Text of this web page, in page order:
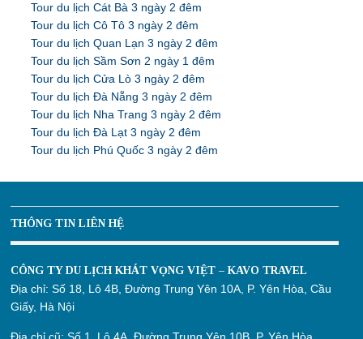
Tour du lịch Cát Bà 3 ngày 2 đêm
Tour du lịch Cô Tô 3 ngày 2 đêm
Tour du lịch Quan Lạn 3 ngày 2 đêm
Tour du lịch Sầm Sơn 2 ngày 1 đêm
Tour du lịch Cửa Lò 3 ngày 2 đêm
Tour du lịch Đà Nẵng 3 ngày 2 đêm
Tour du lịch Nha Trang 3 ngày 2 đêm
Tour du lịch Đà Lạt 3 ngày 2 đêm
Tour du lịch Phú Quốc 3 ngày 2 đêm
THÔNG TIN LIÊN HỆ
CÔNG TY DU LỊCH KHÁT VỌNG VIỆT – KAVO TRAVEL
Địa chỉ:Số 18, Lô 4B, Đường Trung Yên 10A, P. Yên Hòa, Cầu
Giấy, Hà Nội